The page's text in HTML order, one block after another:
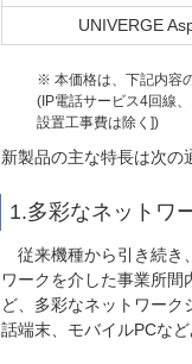
UNIVERGE
※ 本価格は、下記内容
(IP電話サービス4回線
設置工事費は除く])
新製品の主な特長は次の
1.多彩なネットワ
従来機種から引き続き
ワークを介した事業所
ど、多彩なネットワー
話端末、モバイルPCな